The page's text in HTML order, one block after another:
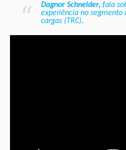
Dagnor Schneider, fala
experiência no segmento
cargas (TRC).